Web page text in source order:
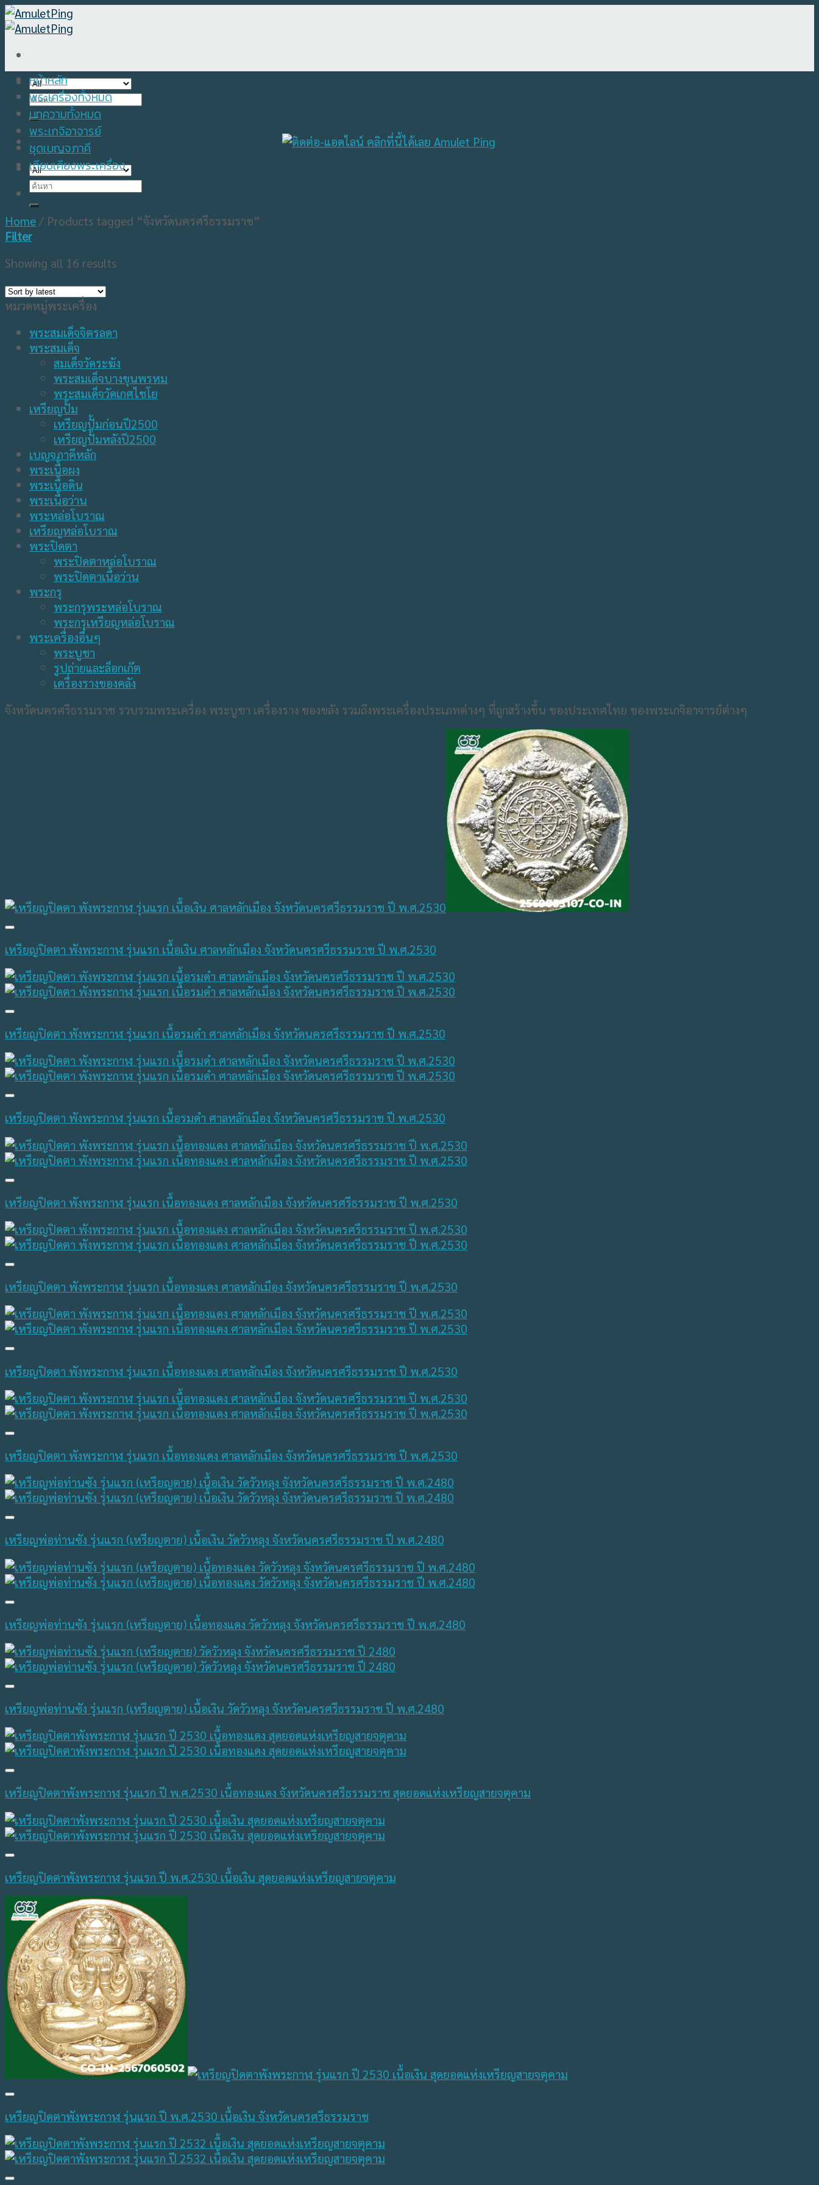
Skip
to
Search
for:
Search
หน้าหลัก
พระเครื่องทั้งหมด
บทความทั้งหมด
พระเกจิอาจารย์
ชุดเบญจภาคี
เทียบเคียงพระเครื่อง
Home / Products tagged “จังหวัดนครศรีธรรมราช”
Filter
Showing all 16 results
หมวดหมู่พระเครื่อง
พระสมเด็จจิตรลดา
พระสมเด็จ
สมเด็จวัดระฆัง
พระสมเด็จบางขุนพรหม
พระสมเด็จวัดเกศไชโย
เหรียญปั้ม
เหรียญปั้มก่อนปี2500
เหรียญปั้มหลังปี2500
เบญจภาคีหลัก
พระเนื้อผง
พระเนื้อดิน
พระเนื้อว่าน
พระหล่อโบราณ
เหรียญหล่อโบราณ
พระปิดตา
พระปิดตาหล่อโบราณ
พระปิดตาเนื้อว่าน
พระกรุ
พระกรุพระหล่อโบราณ
พระกรุเหรียญหล่อโบราณ
พระเครื่องอื่นๆ
พระบูชา
รูปถ่ายและล็อกเก๊ต
เครื่องรางของคลัง
จังหวัดนครศรีธรรมราช รวบรวมพระเครื่อง พระบูชา เครื่องราง ของขลัง รวมถึงพระเครื่องประเภทต่างๆ ที่ถูกสร้างขึ้น ของประเทศไทย ของพระเกจิอาจารย์ต่างๆ
เหรียญปิดตา พังพระกาฬ รุ่นแรก เนื้อเงิน ศาลหลักเมือง จังหวัดนครศรีธรรมราช ปี พ.ศ.2530
เหรียญปิดตา พังพระกาฬ รุ่นแรก เนื้อรมดำ ศาลหลักเมือง จังหวัดนครศรีธรรมราช ปี พ.ศ.2530
เหรียญปิดตา พังพระกาฬ รุ่นแรก เนื้อรมดำ ศาลหลักเมือง จังหวัดนครศรีธรรมราช ปี พ.ศ.2530
เหรียญปิดตา พังพระกาฬ รุ่นแรก เนื้อทองแดง ศาลหลักเมือง จังหวัดนครศรีธรรมราช ปี พ.ศ.2530
เหรียญปิดตา พังพระกาฬ รุ่นแรก เนื้อทองแดง ศาลหลักเมือง จังหวัดนครศรีธรรมราช ปี พ.ศ.2530
เหรียญปิดตา พังพระกาฬ รุ่นแรก เนื้อทองแดง ศาลหลักเมือง จังหวัดนครศรีธรรมราช ปี พ.ศ.2530
เหรียญปิดตา พังพระกาฬ รุ่นแรก เนื้อทองแดง ศาลหลักเมือง จังหวัดนครศรีธรรมราช ปี พ.ศ.2530
เหรียญพ่อท่านซัง รุ่นแรก (เหรียญตาย) เนื้อเงิน วัดวัวหลุง จังหวัดนครศรีธรรมราช ปี พ.ศ.2480
เหรียญพ่อท่านซัง รุ่นแรก (เหรียญตาย) เนื้อทองแดง วัดวัวหลุง จังหวัดนครศรีธรรมราช ปี พ.ศ.2480
เหรียญพ่อท่านซัง รุ่นแรก (เหรียญตาย) เนื้อเงิน วัดวัวหลุง จังหวัดนครศรีธรรมราช ปี พ.ศ.2480
เหรียญปิดตาพังพระกาฬ รุ่นแรก ปี พ.ศ.2530 เนื้อทองแดง จังหวัดนครศรีธรรมราช สุดยอดแห่งเหรียญสายจตุคาม
เหรียญปิดตาพังพระกาฬ รุ่นแรก ปี พ.ศ.2530 เนื้อเงิน สุดยอดแห่งเหรียญสายจตุคาม
เหรียญปิดตาพังพระกาฬ รุ่นแรก ปี พ.ศ.2530 เนื้อเงิน จังหวัดนครศรีธรรมราช